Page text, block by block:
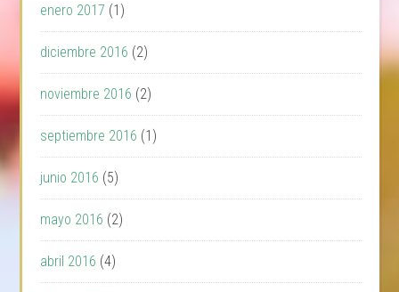
enero 2017 (1)
diciembre 2016 (2)
noviembre 2016 (2)
septiembre 2016 (1)
junio 2016 (5)
mayo 2016 (2)
abril 2016 (4)